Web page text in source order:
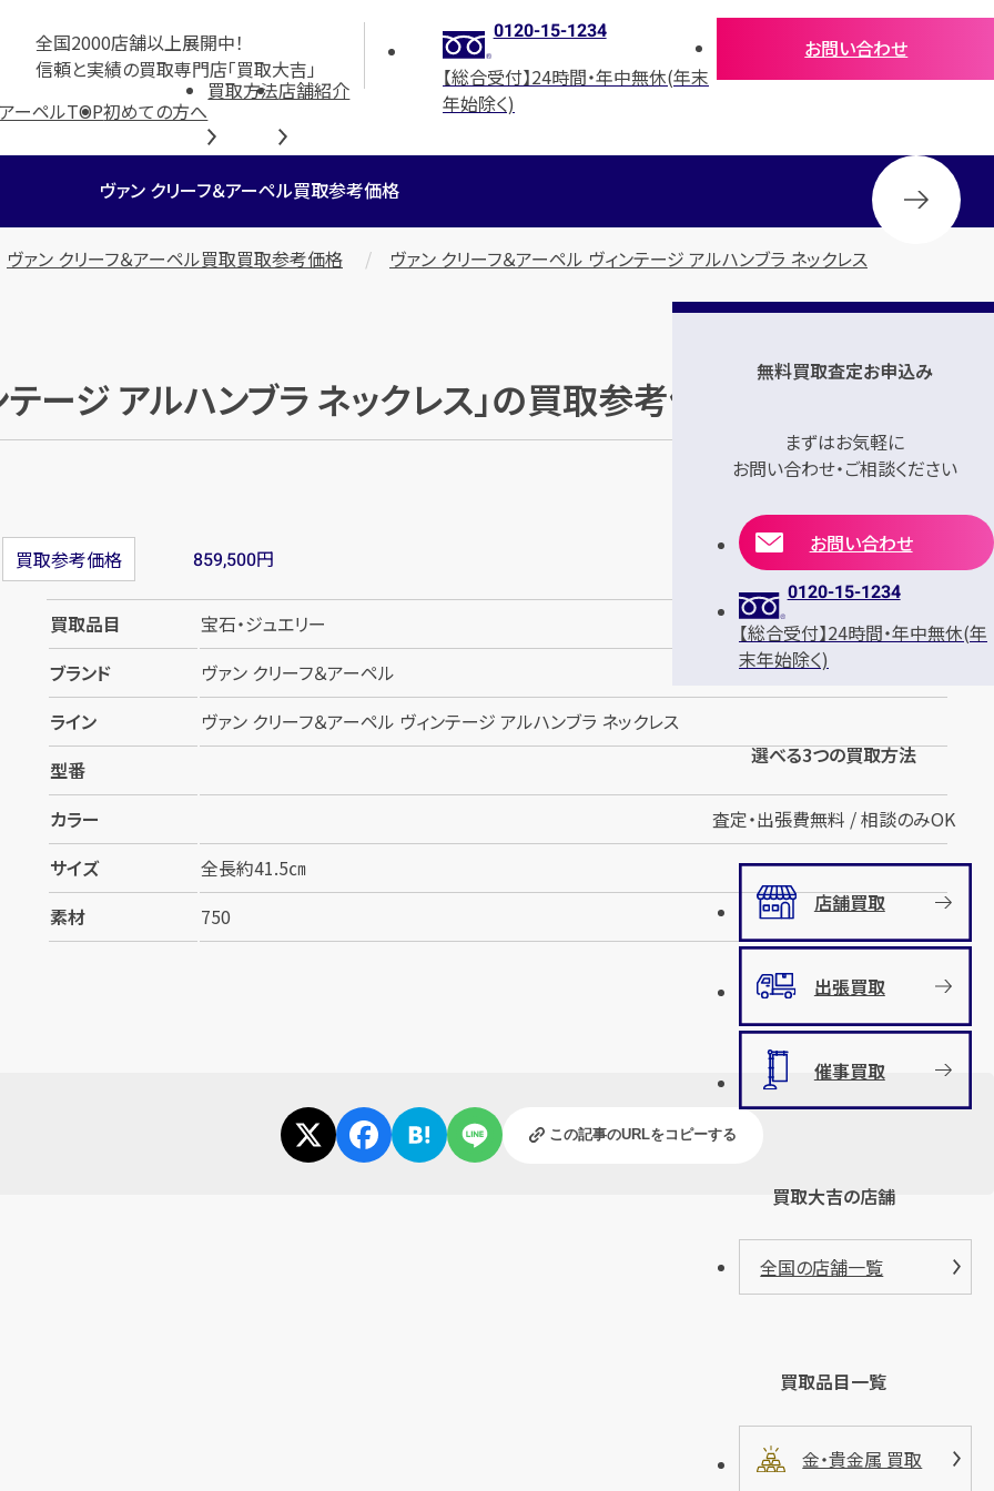
全国2000店舗以上展開中！
信頼と実績の買取専門店「買取大吉」
0120-15-1234
【総合受付】24時間・年中無休(年末
年始除く)
お問い合わせ
ーペルTOP初めての方へ
買取方法店舗紹介
ヴァン クリーフ＆アーペル買取参考価格
ヴァン クリーフ＆アーペル買取買取参考価格 ヴァン クリーフ＆アーペル ヴィンテージ アルハンブラ ネックレス
ージ アルハンブラ ネックレス」の買取参考価格
買取参考価格 859,500円
買取品目
宝石・ジュエリー
ブランド
ヴァン クリーフ＆アーペル
ライン
ヴァン クリーフ＆アーペル ヴィンテージ アルハンブラ ネックレス
型番
カラー
サイズ
全長約41.5㎝
素材
750
この記事のURLをコピーする
無料買取査定お申込み
まずはお気軽に
お問い合わせ・ご相談ください
お問い合わせ
0120-15-1234
【総合受付】24時間・年中無休(年
末年始除く)
選べる3つの買取方法
査定・出張費無料 / 相談のみOK
店舗買取
出張買取
催事買取
買取大吉の店舗
全国の店舗一覧
買取品目一覧
金・貴金属 買取